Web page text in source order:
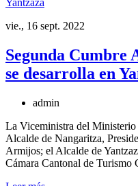
vie., 16 sept. 2022
Segunda Cumbre
se desarrolla en
admin
La Viceministra del
Alcalde de Nangaritza,
Armijos; el Alcalde de
Cámara Cantonal de